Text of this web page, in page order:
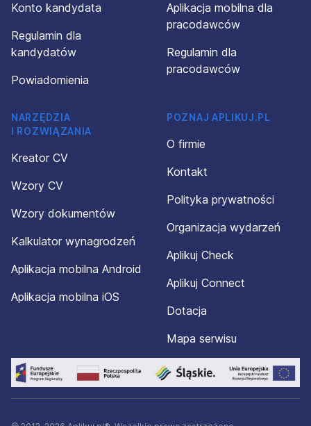
Konto kandydata
Regulamin dla
kandydatów
Powiadomienia
Aplikacja mobilna dla
pracodawców
Regulamin dla
pracodawców
NARZĘDZIA
I ROZWIĄZANIA
Kreator CV
Wzory CV
Wzory dokumentów
Kalkulator wynagrodzeń
Aplikacja mobilna Android
Aplikacja mobilna iOS
POZNAJ APLIKUJ.PL
O firmie
Kontakt
Polityka prywatności
Organizacja wydarzeń
Aplikuj Check
Aplikuj Connect
Dotacja
Mapa serwisu